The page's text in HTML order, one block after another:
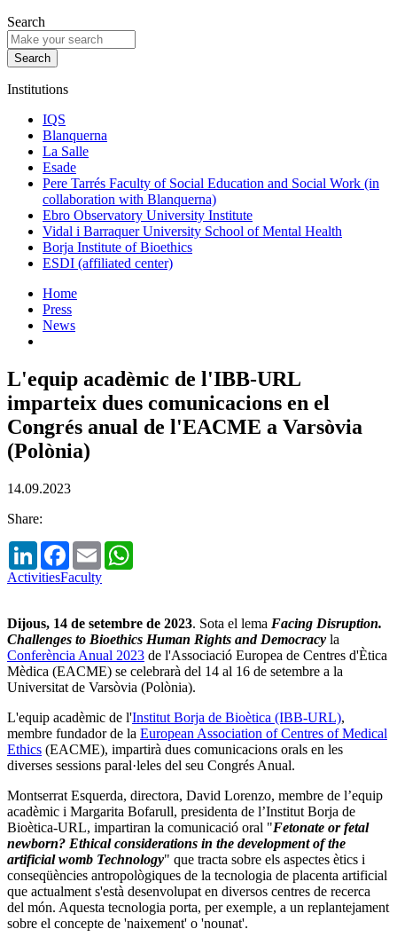
Search
Institutions
IQS
Blanquerna
La Salle
Esade
Pere Tarrés Faculty of Social Education and Social Work (in
collaboration with Blanquerna)
Ebro Observatory University Institute
Vidal i Barraquer University School of Mental Health
Borja Institute of Bioethics
ESDI (affiliated center)
Home
Press
News
L'equip acadèmic de l'IBB-URL
imparteix dues comunicacions en el
Congrés anual de l'EACME a Varsòvia
(Polònia)
14.09.2023
Share:
LinkedInFacebook
Email
ActivitiesFaculty
Dijous, 14 de setembre de 2023. Sota el lema Facing Disruption.
Challenges to Bioethics Human Rights and Democracy la
Conferència Anual 2023 de l'Associació Europea de Centres d'Ètica
Mèdica (EACME) se celebrarà del 14 al 16 de setembre a la
Universitat de Varsòvia (Polònia).
L'equip acadèmic de l'Institut Borja de Bioètica (IBB-URL),
membre fundador de la European Association of Centres of Medical
Ethics (EACME), impartirà dues comunicacions orals en les
diverses sessions paral·leles del seu Congrés Anual.
Montserrat Esquerda, directora, David Lorenzo, membre de l’equip
acadèmic i Margarita Bofarull, presidenta de l’Institut Borja de
Bioètica-URL, impartiran la comunicació oral "Fetonate or fetal
newborn? Ethical considerations in the development of the
artificial womb Technology" que tracta sobre els aspectes ètics i
conseqüències antropològiques de la tecnologia de placenta artificial
que actualment s'està desenvolupat en diversos centres de recerca
del món. Aquesta tecnologia porta, per exemple, a un replantejament
sobre el concepte de 'naixement' o 'nounat'.